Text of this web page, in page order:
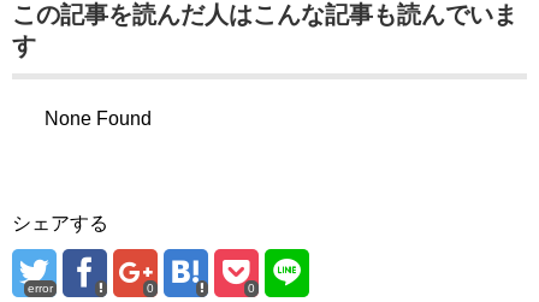
この記事を読んだ人はこんな記事も読んでいま
す
None Found
シェアする
error 0 0